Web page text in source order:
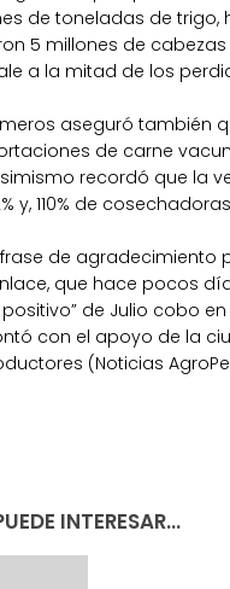
de toneladas de trigo,
5 millones de
a la mitad de los
aseguró también
de carne
recordó que la
y, 110% de
de agradecimiento
que hace pocos
de Julio cobo
con el apoyo de la
(Noticias
INTERESAR...